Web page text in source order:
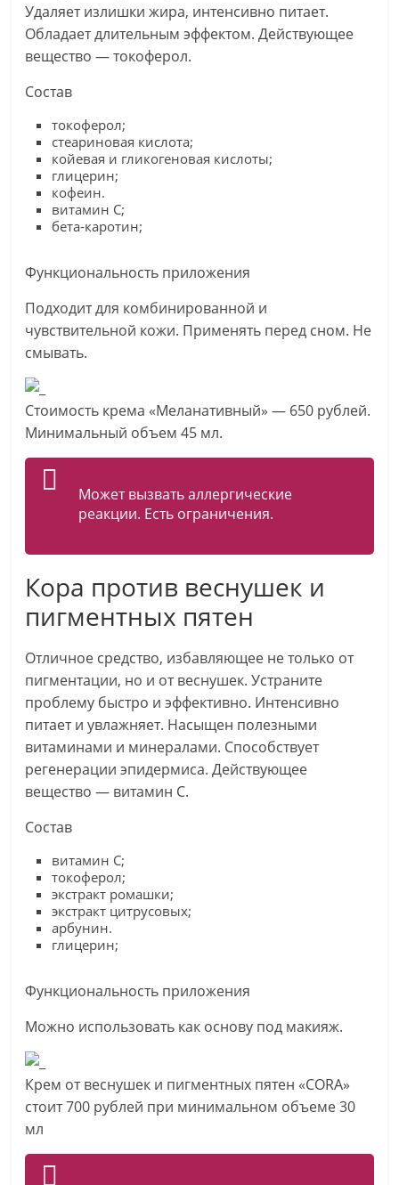
Удаляет излишки жира, интенсивно питает.
Обладает длительным эффектом. Действующее
вещество — токоферол.
Состав
токоферол;
стеариновая кислота;
койевая и гликогеновая кислоты;
глицерин;
кофеин.
витамин С;
бета-каротин;
Функциональность приложения
Подходит для комбинированной и
чувствительной кожи. Применять перед сном. Не
смывать.
Стоимость крема «Меланативный» — 650 рублей.
Минимальный объем 45 мл.
Может вызвать аллергические
реакции. Есть ограничения.
Кора против веснушек и
пигментных пятен
Отличное средство, избавляющее не только от
пигментации, но и от веснушек. Устраните
проблему быстро и эффективно. Интенсивно
питает и увлажняет. Насыщен полезными
витаминами и минералами. Способствует
регенерации эпидермиса. Действующее
вещество — витамин С.
Состав
витамин С;
токоферол;
экстракт ромашки;
экстракт цитрусовых;
арбунин.
глицерин;
Функциональность приложения
Можно использовать как основу под макияж.
Крем от веснушек и пигментных пятен «CORA»
стоит 700 рублей при минимальном объеме 30
мл